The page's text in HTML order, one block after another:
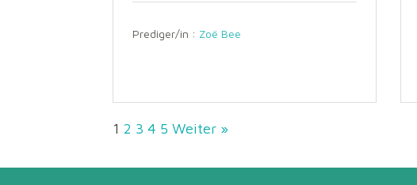
Prediger/in : Zoë Bee
1 2 3 4 5 Weiter »